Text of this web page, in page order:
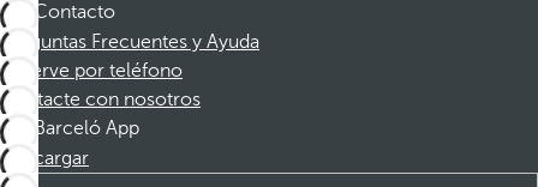
Contacto
Preguntas Frecuentes y Ayuda
Reserve por teléfono
Contacte con nosotros
Barceló App
Descargar